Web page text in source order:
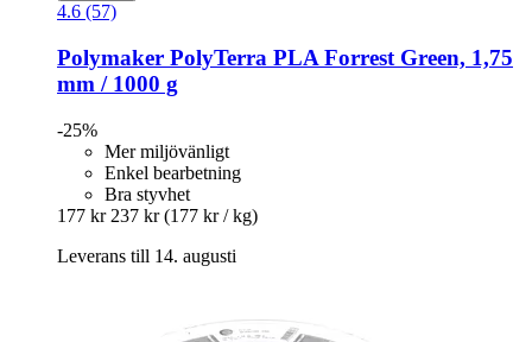
4.6 (57)
Polymaker PolyTerra PLA Forrest Green, 1,75
mm / 1000 g
-25%
Mer miljövänligt
Enkel bearbetning
Bra styvhet
177 kr 237 kr (177 kr / kg)
Leverans till 14. augusti